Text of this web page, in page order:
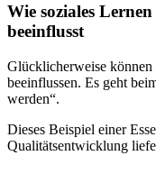
Wie soziales
beeinflusst
Glücklicherweise
beeinflussen. Es geht
werden“.
Dieses Beispiel einer
Qualitätsentwicklung